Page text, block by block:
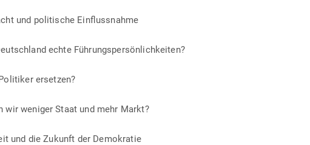
und poli­tische Einflussnahme
echte Führungspersönlichkeiten?
ersetzen?
wir weniger Staat und mehr Markt?
und die Zukunft der Demokratie